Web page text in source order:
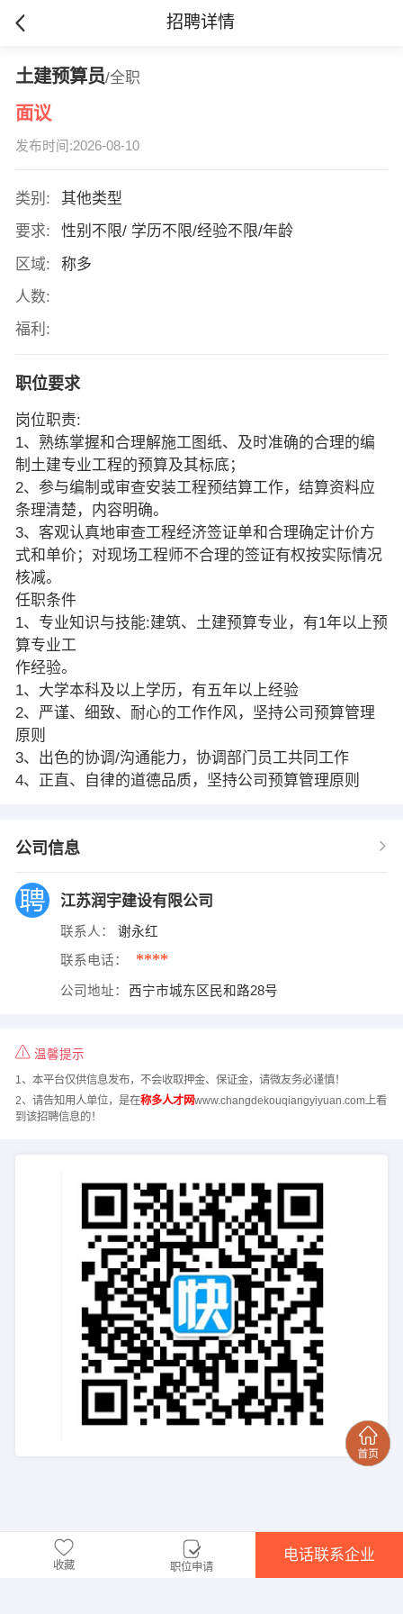
招聘详情
土建预算员/全职
面议
发布时间:2026-08-10
类别:
其他类型
要求:
性别不限/ 学历不限/经验不限/年龄
区域:
称多
人数:
福利:
职位要求
岗位职责:
1、熟练掌握和合理解施工图纸、及时准确的合理的编
制土建专业工程的预算及其标底；
2、参与编制或审查安装工程预结算工作，结算资料应
条理清楚，内容明确。
3、客观认真地审查工程经济签证单和合理确定计价方
式和单价；对现场工程师不合理的签证有权按实际情况
核减。
任职条件
1、专业知识与技能:建筑、土建预算专业，有1年以上预
算专业工
作经验。
1、大学本科及以上学历，有五年以上经验
2、严谨、细致、耐心的工作作风，坚持公司预算管理
原则
3、出色的协调/沟通能力，协调部门员工共同工作
4、正直、自律的道德品质，坚持公司预算管理原则
公司信息
江苏润宇建设有限公司
联系人： 谢永红
联系电话： ****
公司地址： 西宁市城东区民和路28号
温馨提示
1、本平台仅供信息发布，不会收取押金、保证金，请微友务必谨慎！
2、请告知用人单位，是在称多人才网www.changdekouqiangyiyuan.com上看
到该招聘信息的！
收藏 职位申请
电话联系企业